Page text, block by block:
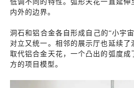
低调不同的特性。弧形天花一直延伸
内外的边界。
洞石和铝合金各自形成自己的“小宇
对立又统一。相邻的展示厅也延续了
取代铝合金天花，一个凸出的弧度成
方的项目模型。